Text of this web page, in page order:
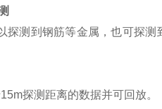
探测到钢筋等金属，也可探
探测距离的数据并可回放。